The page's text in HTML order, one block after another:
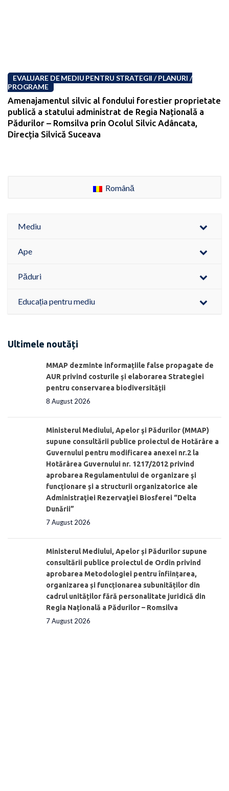
EVALUARE DE MEDIU PENTRU STRATEGII / PLANURI /
PROGRAME
Amenajamentul silvic al fondului forestier proprietate
publică a statului administrat de Regia Națională a
Pădurilor – Romsilva prin Ocolul Silvic Adâncata,
Direcția Silvică Suceava
Română
Mediu
Ape
Păduri
Educația pentru mediu
Ultimele noutăți
MMAP dezminte informațiile false propagate de
AUR privind costurile și elaborarea Strategiei
pentru conservarea biodiversității
8 August 2026
Ministerul Mediului, Apelor şi Pădurilor (MMAP)
supune consultării publice proiectul de Hotărâre a
Guvernului pentru modificarea anexei nr.2 la
Hotărârea Guvernului nr. 1217/2012 privind
aprobarea Regulamentului de organizare şi
funcționare și a structurii organizatorice ale
Administraţiei Rezervaţiei Biosferei “Delta
Dunării”
7 August 2026
Ministerul Mediului, Apelor și Pădurilor supune
consultării publice proiectul de Ordin privind
aprobarea Metodologiei pentru înființarea,
organizarea și funcționarea subunităților din
cadrul unităților fără personalitate juridică din
Regia Națională a Pădurilor – Romsilva
7 August 2026